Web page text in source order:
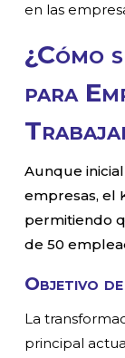
en las
¿Cómo
para
Aunque
empresas, el
permitiendo
de 50
Objetivo
La
principal